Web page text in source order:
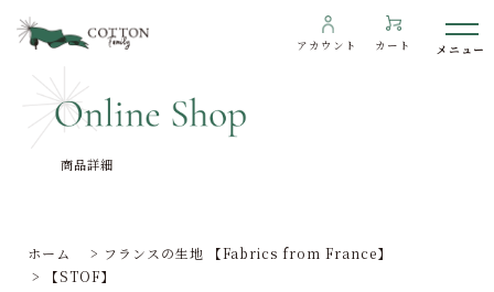
アカウント カート
インフォメーション
商品詳細
ホーム > フランスの生地 【Fabrics from France】
>
【STOF】